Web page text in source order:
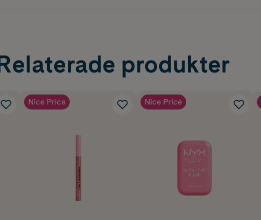
produkter
Nice Price Nice Price